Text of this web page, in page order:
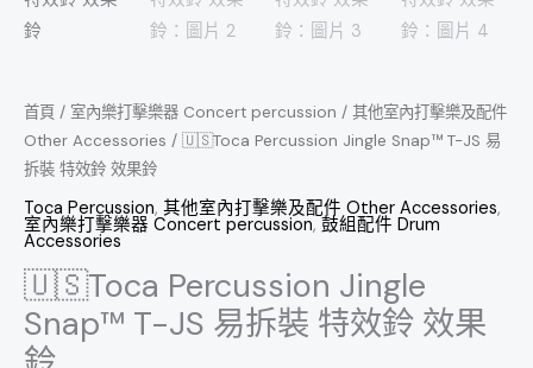
首頁 / 室內樂打擊樂器 Concert percussion / 其他室內打擊樂及配件
Other Accessories / 🇺🇸Toca Percussion Jingle Snap™ T-JS 易
拆裝 特效鈴 效果鈴
Toca Percussion, 其他室內打擊樂及配件 Other Accessories,
室內樂打擊樂器 Concert percussion, 鼓組配件 Drum
Accessories
🇺🇸Toca Percussion Jingle
Snap™ T-JS 易拆裝 特效鈴 效果
易
拆
特
效
鈴
效
果
鈴
數
量